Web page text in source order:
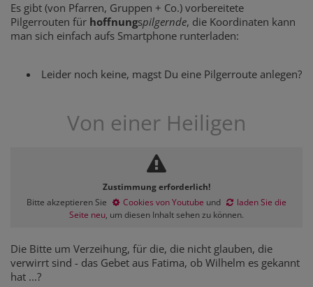
Es gibt (von Pfarren, Gruppen + Co.) vorbereitete
Pilgerrouten für hoffnungspilgernde, die Koordinaten kann
man sich einfach aufs Smartphone runterladen:
Leider noch keine, magst Du eine Pilgerroute anlegen?
Von einer Heiligen
Zustimmung erforderlich!
Bitte akzeptieren Sie
Cookies von Youtube und
laden Sie die
Seite neu, um diesen Inhalt sehen zu können.
Die Bitte um Verzeihung, für die, die nicht glauben, die
verwirrt sind - das Gebet aus Fatima, ob Wilhelm es gekannt
hat ...?